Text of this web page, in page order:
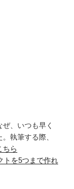
、いつも早く
執筆する際、
ちら
トを5つまで作れ